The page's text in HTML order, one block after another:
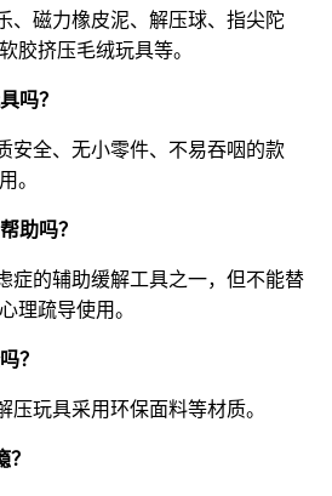
、磁力橡皮泥、解压球、指尖陀
胶挤压毛绒玩具等。
吗？
安全、无小零件、不易吞咽的款
。
助吗？
症的辅助缓解工具之一，但不能替
理疏导使用。
？
玩具采用环保面料等材质。